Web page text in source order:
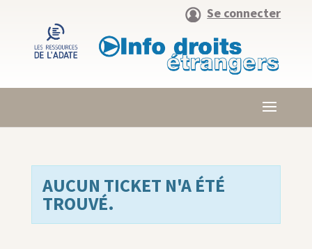
Se connecter
AUCUN TICKET N'A ÉTÉ
TROUVÉ.